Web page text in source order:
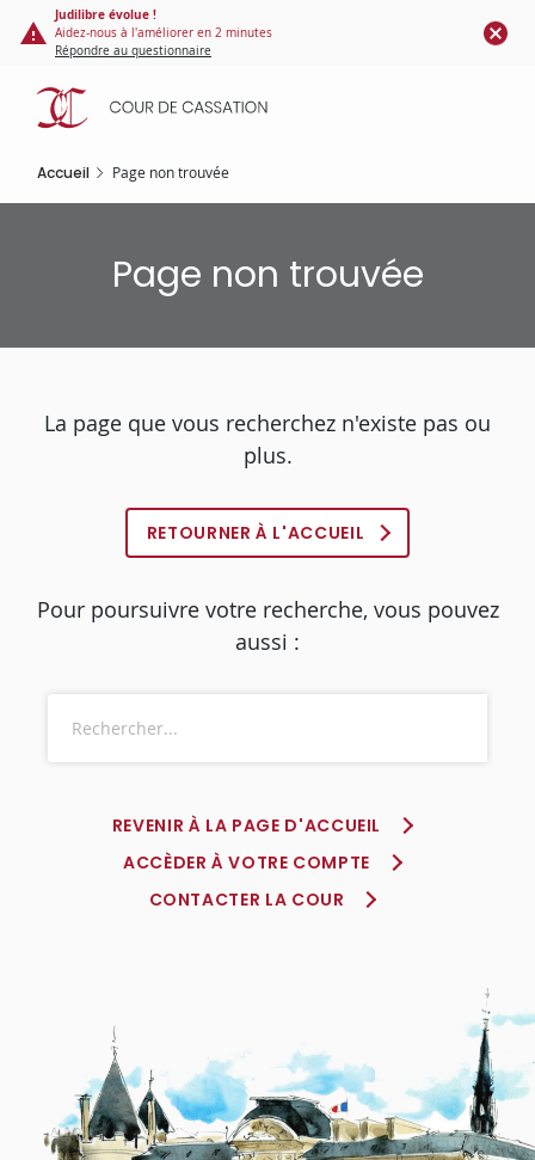
Panneau de gestion des cookies
contenu
principal
Judilibre évolue !
Aidez-nous à l'améliorer en 2 minutes
Répondre au questionnaire
Accueil Page non trouvée
Page non trouvée
La page que vous recherchez n'existe pas ou
plus.
RETOURNER À L'ACCUEIL
Pour poursuivre votre recherche, vous pouvez
aussi :
REVENIR À LA PAGE D'ACCUEIL
ACCÈDER À VOTRE COMPTE
CONTACTER LA COUR